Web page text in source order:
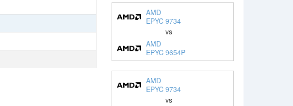
AMD
EPYC 9734
vs
AMD
EPYC 9654P
AMD
EPYC 9734
vs